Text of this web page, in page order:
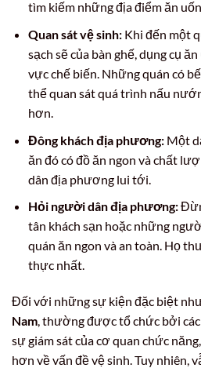
tìm kiếm những địa điểm ăn
Quan sát vệ sinh:Khi đến một
sạch sẽ của bàn ghế, dụng cụ
vực chế biến. Những quán có
thể quan sát quá trình nấu
hơn.
Đông khách địa phương:Một
ăn đó có đồ ăn ngon và chất
dân địa phương lui tới.
Hỏi người dân địa phương:
tân khách sạn hoặc những
quán ăn ngon và an toàn. Họ
thực nhất.
Đối với những sự kiện đặc biệt
Nam, thường được tổ chức bởi
sự giám sát của cơ quan chức
hơn về vấn đề vệ sinh. Tuy nhiên,